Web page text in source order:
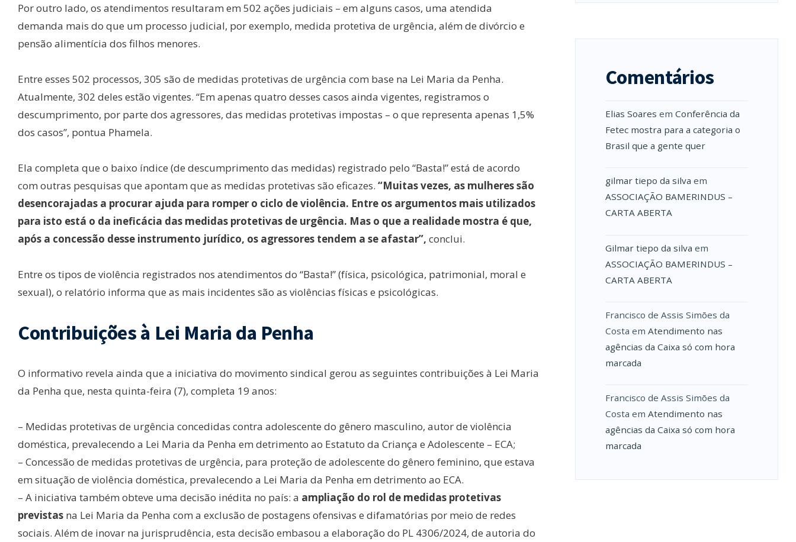
Por outro lado, os atendimentos resultaram em 502 ações judiciais – em alguns casos, uma atendida
demanda mais do que um processo judicial, por exemplo, medida protetiva de urgência, além de divórcio e
pensão alimentícia dos filhos menores.
Entre esses 502 processos, 305 são de medidas protetivas de urgência com base na Lei Maria da Penha.
Atualmente, 302 deles estão vigentes. “Em apenas quatro desses casos ainda vigentes, registramos o
descumprimento, por parte dos agressores, das medidas protetivas impostas – o que representa apenas 1,5%
dos casos”, pontua Phamela.
Ela completa que o baixo índice (de descumprimento das medidas) registrado pelo “Basta!” está de acordo
com outras pesquisas que apontam que as medidas protetivas são eficazes. “Muitas vezes, as mulheres são
desencorajadas a procurar ajuda para romper o ciclo de violência. Entre os argumentos mais utilizados
para isto está o da ineficácia das medidas protetivas de urgência. Mas o que a realidade mostra é que,
após a concessão desse instrumento jurídico, os agressores tendem a se afastar”, conclui.
Entre os tipos de violência registrados nos atendimentos do “Basta!” (física, psicológica, patrimonial, moral e
sexual), o relatório informa que as mais incidentes são as violências físicas e psicológicas.
Contribuições à Lei Maria da Penha
O informativo revela ainda que a iniciativa do movimento sindical gerou as seguintes contribuições à Lei Maria
da Penha que, nesta quinta-feira (7), completa 19 anos:
– Medidas protetivas de urgência concedidas contra adolescente do gênero masculino, autor de violência
doméstica, prevalecendo a Lei Maria da Penha em detrimento ao Estatuto da Criança e Adolescente – ECA;
– Concessão de medidas protetivas de urgência, para proteção de adolescente do gênero feminino, que estava
em situação de violência doméstica, prevalecendo a Lei Maria da Penha em detrimento ao ECA.
– A iniciativa também obteve uma decisão inédita no país: a ampliação do rol de medidas protetivas
previstas na Lei Maria da Penha com a exclusão de postagens ofensivas e difamatórias por meio de redes
sociais. Além de inovar na jurisprudência, esta decisão embasou a elaboração do PL 4306/2024, de autoria do
Comentários
Elias Soares em Conferência da
Fetec mostra para a categoria o
Brasil que a gente quer
gilmar tiepo da silva em
ASSOCIAÇÃO BAMERINDUS –
CARTA ABERTA
Gilmar tiepo da silva em
ASSOCIAÇÃO BAMERINDUS –
CARTA ABERTA
Francisco de Assis Simões da
Costa em Atendimento nas
agências da Caixa só com hora
marcada
Francisco de Assis Simões da
Costa em Atendimento nas
agências da Caixa só com hora
marcada